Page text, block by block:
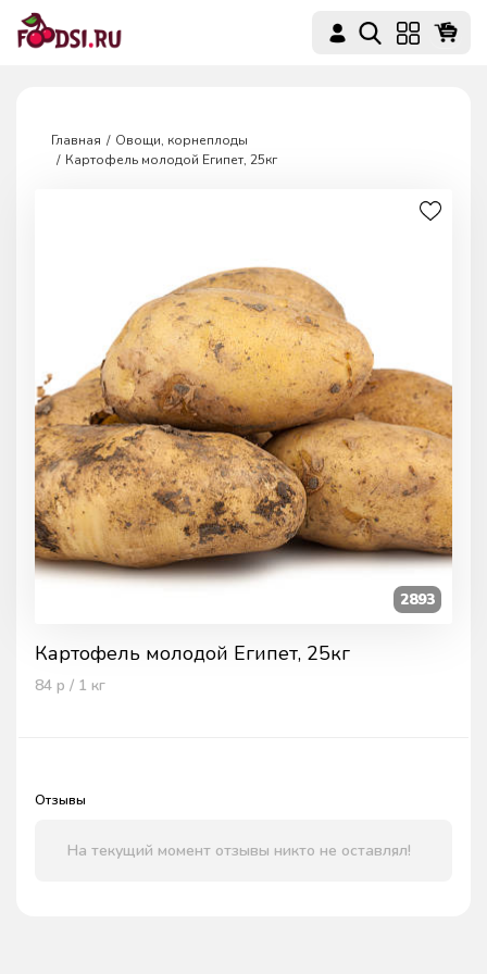
Главная
Овощи, корнеплоды
Картофель молодой Египет, 25кг
Картофель молодой Египет, 25кг
84 р / 1 кг
2893
Отзывы
На текущий момент отзывы никто не оставлял!